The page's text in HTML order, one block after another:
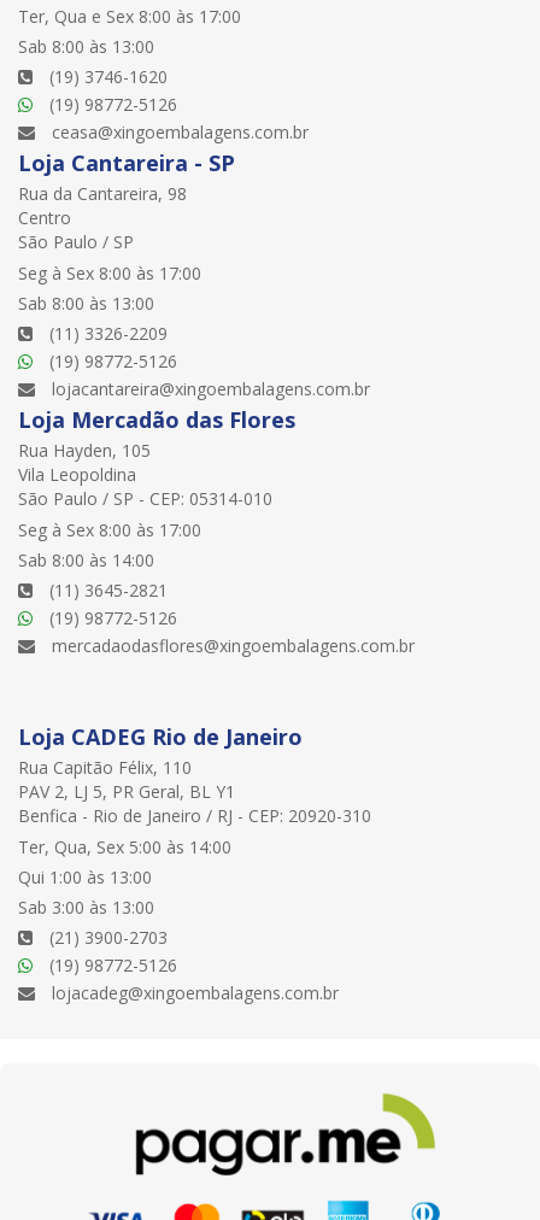
Ter, Qua e Sex 8:00 às 17:00
Sab 8:00 às 13:00
(19) 3746-1620
(19) 98772-5126
ceasa@xingoembalagens.com.br
Loja Cantareira - SP
Rua da Cantareira, 98
Centro
São Paulo / SP
Seg à Sex 8:00 às 17:00
Sab 8:00 às 13:00
(11) 3326-2209
(19) 98772-5126
lojacantareira@xingoembalagens.com.br
Loja Mercadão das Flores
Rua Hayden, 105
Vila Leopoldina
São Paulo / SP - CEP: 05314-010
Seg à Sex 8:00 às 17:00
Sab 8:00 às 14:00
(11) 3645-2821
(19) 98772-5126
mercadaodasflores@xingoembalagens.com.br
Loja CADEG Rio de Janeiro
Rua Capitão Félix, 110
PAV 2, LJ 5, PR Geral, BL Y1
Benfica - Rio de Janeiro / RJ - CEP: 20920-310
Ter, Qua, Sex 5:00 às 14:00
Qui 1:00 às 13:00
Sab 3:00 às 13:00
(21) 3900-2703
(19) 98772-5126
lojacadeg@xingoembalagens.com.br